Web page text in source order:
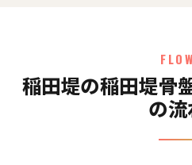
FLOW
稲田堤の稲田堤骨
の